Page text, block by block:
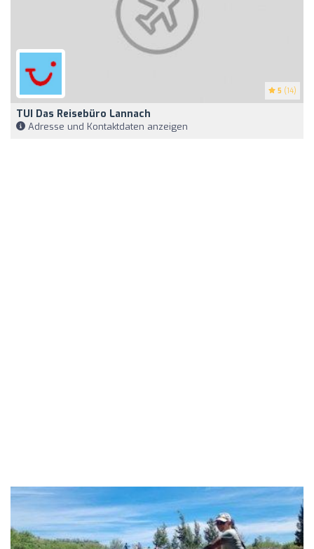
5 (14)
TUI Das Reisebüro Lannach
Adresse und Kontaktdaten anzeigen